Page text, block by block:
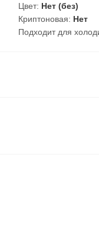
Цвет: Нет (без)
Криптоновая: Нет
Подходит для